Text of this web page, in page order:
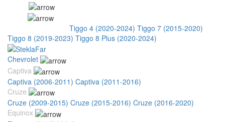
Tiggo 4 (2020-2024) Tiggo 7 (2015-2020)
Tiggo 8 (2019-2023) Tiggo 8 Plus (2020-2024)
Chevrolet
Captiva
Captiva (2006-2011) Captiva (2011-2016)
Cruze
Cruze (2009-2015) Cruze (2015-2016) Cruze (2016-2020)
Equinox